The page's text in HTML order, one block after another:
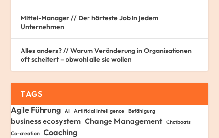
Mittel-Manager // Der härteste Job in jedem
Unternehmen
Alles anders? // Warum Veränderung in Organisationen
oft scheitert – obwohl alle sie wollen
TAGS
Agile Führung
AI Artificial Intelligence Befähigung
business ecosystem Change Management
Chatboats
Co-creation
Coaching